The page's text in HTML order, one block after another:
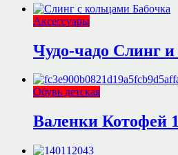
Аксессуары
Чудо-чадо Слинг
Обувь детская
Валенки Котофей